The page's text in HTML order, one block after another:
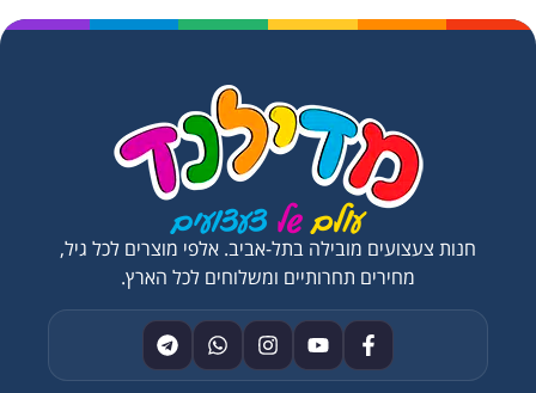
חנות צעצועים מובילה בתל-אביב. אלפי מוצרים לכל גיל,
מחירים תחרותיים ומשלוחים לכל הארץ.